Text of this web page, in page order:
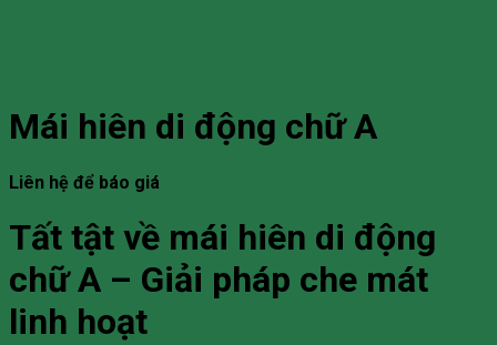
Mái hiên di động chữ A
Liên hệ để báo giá
Tất tật về mái hiên di động
chữ A – Giải pháp che mát
linh hoạt